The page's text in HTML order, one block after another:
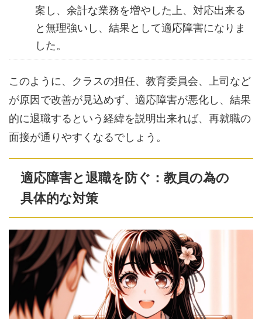
案し、余計な業務を増やした上、対応出来る
と無理強いし、結果として適応障害になりま
した。
このように、クラスの担任、教育委員会、上司など
が原因で改善が見込めず、適応障害が悪化し、結果
的に退職するという経緯を説明出来れば、再就職の
面接が通りやすくなるでしょう。
適応障害と退職を防ぐ：教員の為の
具体的な対策